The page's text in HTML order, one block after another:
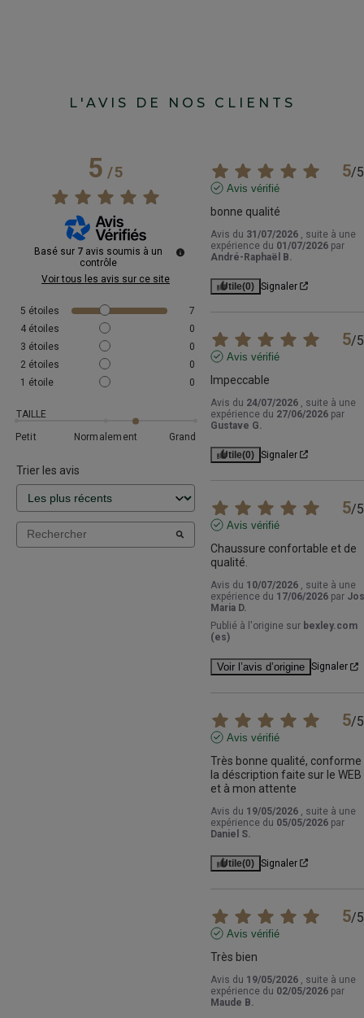
L'AVIS DE NOS CLIENTS
5/5
Basé sur 7 avis soumis à un
contrôle
Voir tous les avis sur ce site
5 étoiles
7
4 étoiles
0
3 étoiles
0
2 étoiles
0
1 étoile 0
TAILLE
Petit
Normalement Grand
Trier les avis
5/5
Avis vérifié
bonne qualité
Avis du 31/07/2026
, suite à une
expérience du 01/07/2026 par
André-Raphaël B.
Utile(0) Signaler
5/5
Avis vérifié
Impeccable
Avis du 24/07/2026
, suite à une
expérience du 27/06/2026 par
Gustave G.
Utile(0) Signaler
5/5
Avis vérifié
Chaussure confortable et de
qualité.
Avis du 10/07/2026
, suite à une
expérience du 17/06/2026 par
Maria D.
Publié à l'origine sur bexley.com
(es)
Voir l’avis d’origine Signaler
5/5
Avis vérifié
Très bonne qualité, conforme
la déscription faite sur le WEB
et à mon attente
Avis du 19/05/2026
, suite à une
expérience du 05/05/2026 par
Daniel S.
Utile(0) Signaler
5/5
Avis vérifié
Très bien
Avis du 19/05/2026
, suite à une
expérience du 02/05/2026 par
Maude B.